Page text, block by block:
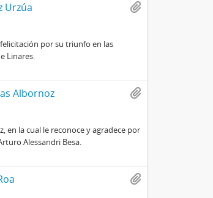
Urzúa
por su triunfo en las
Linares.
Albornoz
en la cual le reconoce y agradece por
Alessandri Besa.